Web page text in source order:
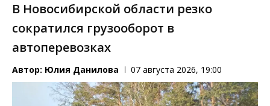
В Новосибирской области резко
сократился грузооборот в
автоперевозках
Автор: Юлия Данилова 07 августа 2026, 19:00